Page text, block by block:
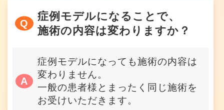
症例モデルになることで、
施術の内容は変わりますか？
症例モデルになっても施術の内容は
変わりません。
一般の患者様とまったく同じ施術を
お受けいただきます。